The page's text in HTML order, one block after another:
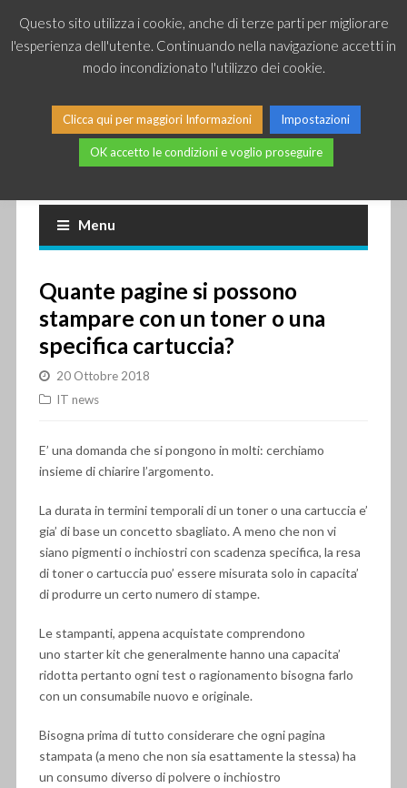
Piccole news dal mondo IT
Menu
Quante pagine si possono
stampare con un toner o una
specifica cartuccia?
20 Ottobre 2018
IT news
E’ una domanda che si pongono in molti: cerchiamo
insieme di chiarire l’argomento.
La durata in termini temporali di un toner o una cartuccia e’
gia’ di base un concetto sbagliato. A meno che non vi
siano pigmenti o inchiostri con scadenza specifica, la resa
di toner o cartuccia puo’ essere misurata solo in capacita’
di produrre un certo numero di stampe.
Le stampanti, appena acquistate comprendono
uno starter kit che generalmente hanno una capacita’
ridotta pertanto ogni test o ragionamento bisogna farlo
con un consumabile nuovo e originale.
Bisogna prima di tutto considerare che ogni pagina
stampata (a meno che non sia esattamente la stessa) ha
un consumo diverso di polvere o inchiostro
Questo sito utilizza i cookie, anche di terze parti per migliorare
l'esperienza dell'utente. Continuando nella navigazione accetti in
modo incondizionato l'utilizzo dei cookie.
Clicca qui per maggiori Informazioni Impostazioni
OK accetto le condizioni e voglio proseguire